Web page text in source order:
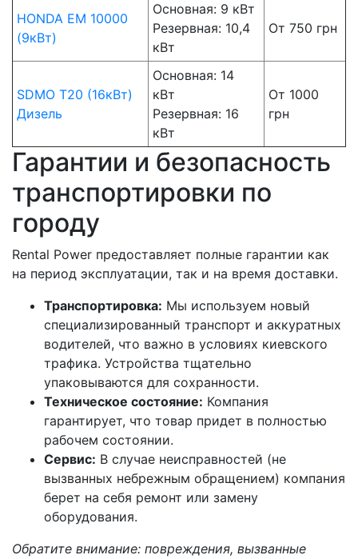
HONDA EM 10000
(9кВт)
Основная: 9 кВт
Резервная: 10,4
кВт
От 750 грн
SDMO T20 (16кВт)
Дизель
Основная: 14
кВт
Резервная: 16
кВт
От 1000
грн
Гарантии и безопасность
транспортировки по
городу
Rental Power предоставляет полные гарантии как
на период эксплуатации, так и на время доставки.
Транспортировка: Мы используем новый
специализированный транспорт и аккуратных
водителей, что важно в условиях киевского
трафика. Устройства тщательно
упаковываются для сохранности.
Техническое состояние: Компания
гарантирует, что товар придет в полностью
рабочем состоянии.
Сервис: В случае неисправностей (не
вызванных небрежным обращением) компания
берет на себя ремонт или замену
оборудования.
Обратите внимание: повреждения, вызванные